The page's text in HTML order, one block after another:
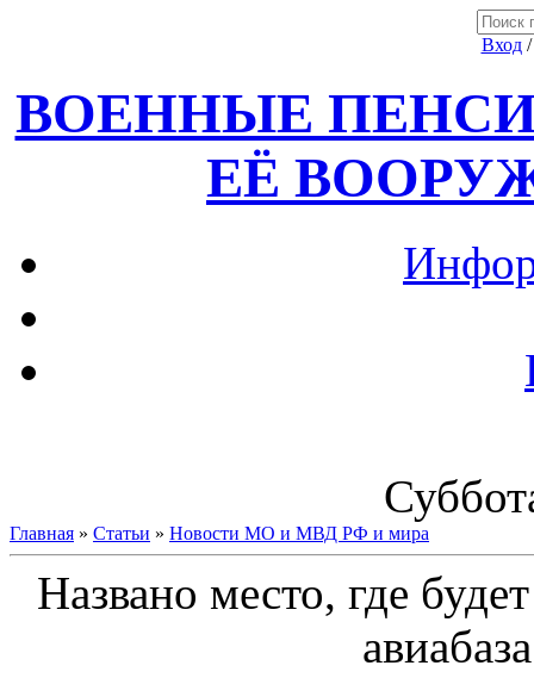
Вход
ВОЕННЫЕ
ЕЁ
Главная » Статьи » Новости МО и МВД РФ и мира
Названо место, где